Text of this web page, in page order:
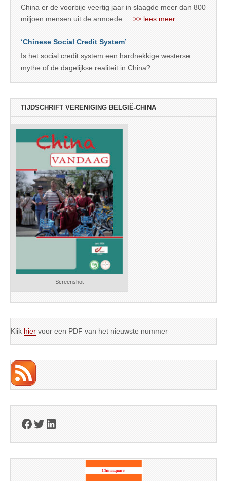
China er de voorbije veertig jaar in slaagde meer dan 800
miljoen mensen uit de armoede
… >> lees meer
‘Chinese Social Credit System’
Is het social credit system een hardnekkige westerse
mythe of de dagelijkse realiteit in China?
TIJDSCHRIFT VERENIGING BELGIË-CHINA
Screenshot
Klik hier voor een PDF van het nieuwste nummer
Facebook
Twitter
LinkedIn